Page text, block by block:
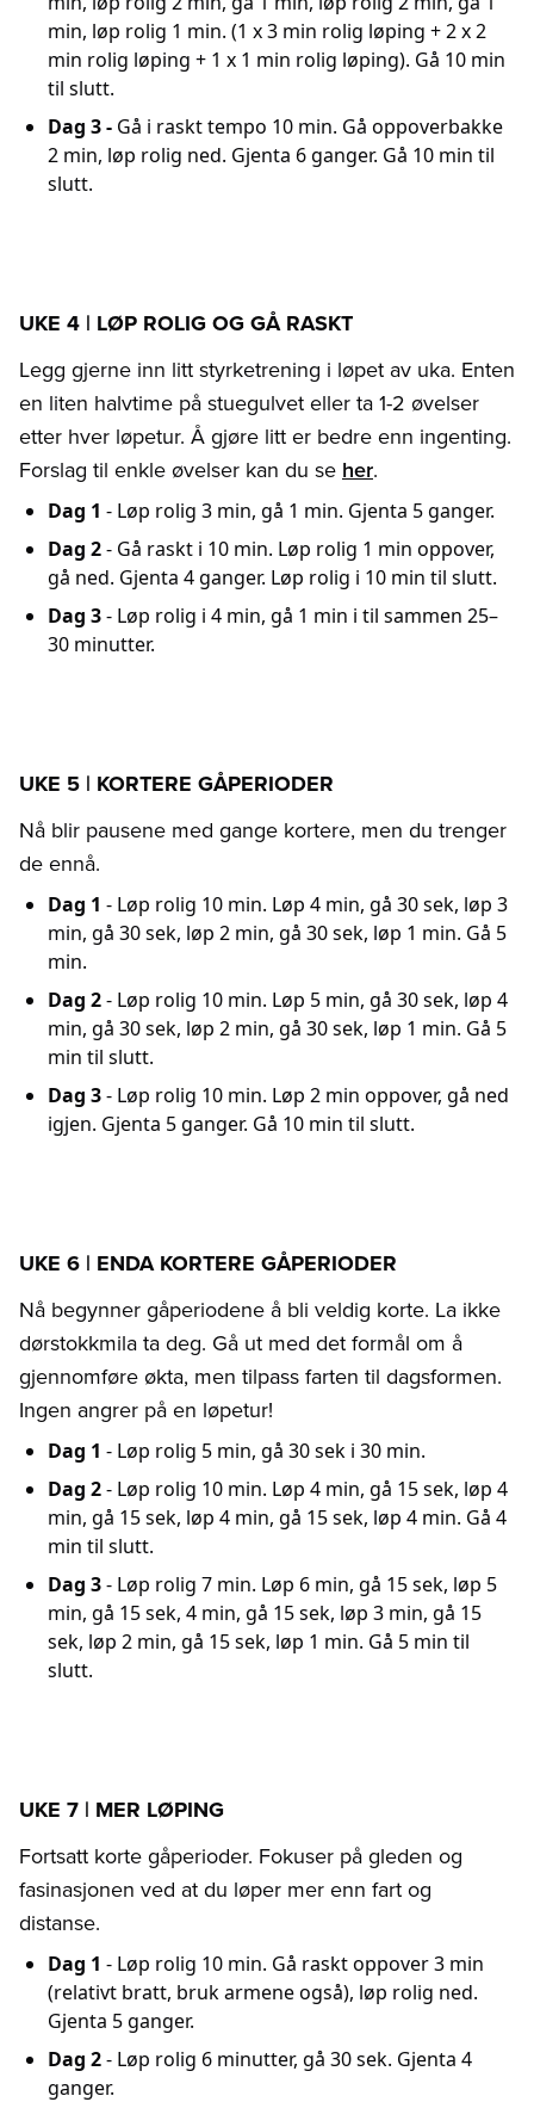
min, løp rolig 1 min. (1 x 3 min rolig løping + 2 x 2
min rolig løping + 1 x 1 min rolig løping). Gå 10 min
til slutt.
Dag 3 - Gå i raskt tempo 10 min. Gå oppoverbakke
2 min, løp rolig ned. Gjenta 6 ganger. Gå 10 min til
slutt.
UKE 4 | LØP ROLIG OG GÅ RASKT
Legg gjerne inn litt styrketrening i løpet av uka. Enten
en liten halvtime på stuegulvet eller ta 1-2 øvelser
etter hver løpetur. Å gjøre litt er bedre enn ingenting.
Forslag til enkle øvelser kan du se her.
Dag 1 - Løp rolig 3 min, gå 1 min. Gjenta 5 ganger.
Dag 2- Gå raskt i 10 min. Løp rolig 1 min oppover,
gå ned. Gjenta 4 ganger. Løp rolig i 10 min til slutt.
Dag 3- Løp rolig i 4 min, gå 1 min i til sammen 25–
30 minutter.
UKE 5 | KORTERE GÅPERIODER
Nå blir pausene med gange kortere, men du trenger
de ennå.
Dag 1 - Løp rolig 10 min. Løp 4 min, gå 30 sek, løp 3
min, gå 30 sek, løp 2 min, gå 30 sek, løp 1 min. Gå 5
min.
Dag 2- Løp rolig 10 min. Løp 5 min, gå 30 sek, løp 4
min, gå 30 sek, løp 2 min, gå 30 sek, løp 1 min. Gå 5
min til slutt.
Dag 3- Løp rolig 10 min. Løp 2 min oppover, gå ned
igjen. Gjenta 5 ganger. Gå 10 min til slutt.
UKE 6 | ENDA KORTERE GÅPERIODER
Nå begynner gåperiodene å bli veldig korte. La ikke
dørstokkmila ta deg. Gå ut med det formål om å
gjennomføre økta, men tilpass farten til dagsformen.
Ingen angrer på en løpetur!
Dag 1 - Løp rolig 5 min, gå 30 sek i 30 min.
Dag 2- Løp rolig 10 min. Løp 4 min, gå 15 sek, løp 4
min, gå 15 sek, løp 4 min, gå 15 sek, løp 4 min. Gå 4
min til slutt.
Dag 3- Løp rolig 7 min. Løp 6 min, gå 15 sek, løp 5
min, gå 15 sek, 4 min, gå 15 sek, løp 3 min, gå 15
sek, løp 2 min, gå 15 sek, løp 1 min. Gå 5 min til
slutt.
UKE 7 | MER LØPING
Fortsatt korte gåperioder. Fokuser på gleden og
fasinasjonen ved at du løper mer enn fart og
distanse.
Dag 1 - Løp rolig 10 min. Gå raskt oppover 3 min
(relativt bratt, bruk armene også), løp rolig ned.
Gjenta 5 ganger.
Dag 2- Løp rolig 6 minutter, gå 30 sek. Gjenta 4
ganger.